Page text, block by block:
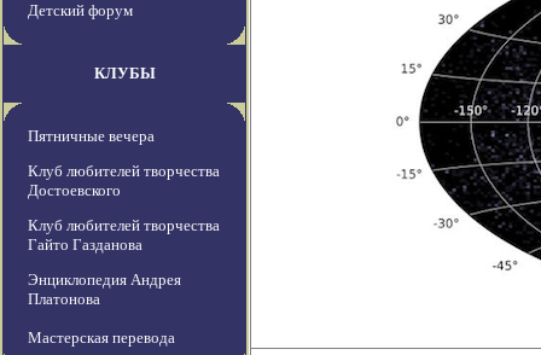
Детский форум
КЛУБЫ
Пятничные вечера
Клуб любителей творчества
Достоевского
Клуб любителей творчества
Гайто Газданова
Энциклопедия Андрея
Платонова
Мастерская перевода